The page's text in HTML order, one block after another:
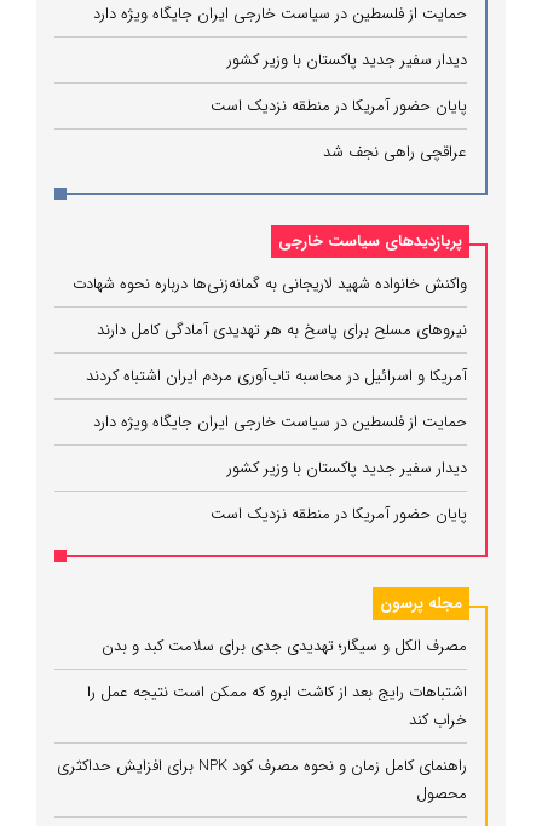
حمایت از فلسطین در سیاست خارجی ایران جایگاه ویژه دارد
دیدار سفیر جدید پاکستان با وزیر کشور
پایان حضور آمریکا در منطقه نزدیک است
عراقچی راهی نجف شد
پربازدیدهای سیاست خارجی
واکنش خانواده شهید لاریجانی به گمانه‌زنی‌ها درباره نحوه شهادت
نیروهای مسلح برای پاسخ به هر تهدیدی آمادگی کامل دارند
آمریکا و اسرائیل در محاسبه تاب‌آوری مردم ایران اشتباه کردند
حمایت از فلسطین در سیاست خارجی ایران جایگاه ویژه دارد
دیدار سفیر جدید پاکستان با وزیر کشور
پایان حضور آمریکا در منطقه نزدیک است
مجله پرسون
مصرف الکل و سیگار؛ تهدیدی جدی برای سلامت کبد و بدن
اشتباهات رایج بعد از کاشت ابرو که ممکن است نتیجه عمل را
خراب کند
راهنمای کامل زمان و نحوه مصرف کود NPK برای افزایش حداکثری
محصول